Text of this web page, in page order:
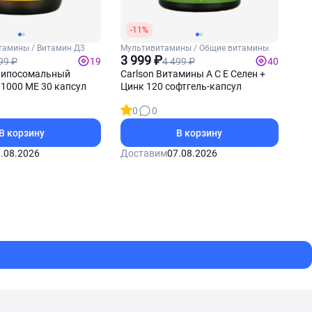
/ Витамин Д3
₽
19
МЕ 30 капсул
корзину
-11%
Мультивитамины / Общие витамины
3 999 ₽4 499 ₽
40
Carlson Витамины А С Е Селен +
Цинк 120 софтгель-капсул
0
0
В корзину
Доставим07.08.2026